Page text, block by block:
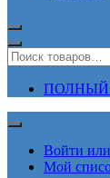
ПОЛНЫЙ
Войти или
Мой